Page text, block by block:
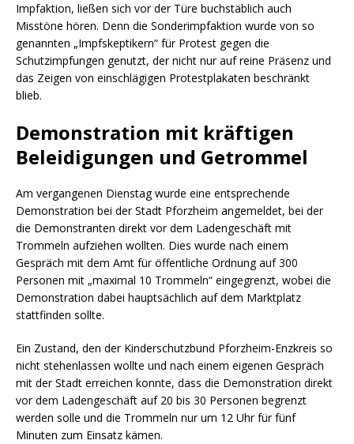
Impfaktion, ließen sich vor der Türe buchstäblich auch
Misstöne hören. Denn die Sonderimpfaktion wurde von so
genannten „Impfskeptikern“ für Protest gegen die
Schutzimpfungen genutzt, der nicht nur auf reine Präsenz und
das Zeigen von einschlägigen Protestplakaten beschränkt
blieb.
Demonstration mit kräftigen
Beleidigungen und Getrommel
Am vergangenen Dienstag wurde eine entsprechende
Demonstration bei der Stadt Pforzheim angemeldet, bei der
die Demonstranten direkt vor dem Ladengeschäft mit
Trommeln aufziehen wollten. Dies wurde nach einem
Gespräch mit dem Amt für öffentliche Ordnung auf 300
Personen mit „maximal 10 Trommeln“ eingegrenzt, wobei die
Demonstration dabei hauptsächlich auf dem Marktplatz
stattfinden sollte.
Ein Zustand, den der Kinderschutzbund Pforzheim-Enzkreis so
nicht stehenlassen wollte und nach einem eigenen Gespräch
mit der Stadt erreichen konnte, dass die Demonstration direkt
vor dem Ladengeschäft auf 20 bis 30 Personen begrenzt
werden solle und die Trommeln nur um 12 Uhr für fünf
Minuten zum Einsatz kämen.